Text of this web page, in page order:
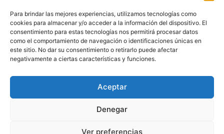
Para brindar las mejores experiencias, utilizamos tecnologías como
cookies para almacenar y/o acceder a la información del dispositivo. El
consentimiento para estas tecnologías nos permitirá procesar datos
como el comportamiento de navegación o identificaciones únicas en
este sitio. No dar su consentimiento o retirarlo puede afectar
negativamente a ciertas características y funciones.
Aceptar
Denegar
Ver preferencias
Enviar
INSPIRIT MUTUA